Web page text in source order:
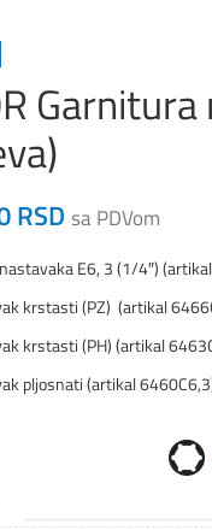
RSD sa PDVom
E6, 3 (1/4″)
krstasti(PZ) (artikal
krstasti (PH) (artikal
pljosnati (artikal